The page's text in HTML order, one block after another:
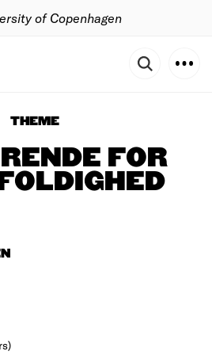
of Copenhagen
THEME
FOR